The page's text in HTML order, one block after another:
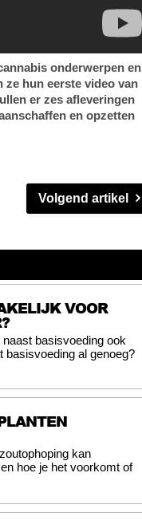
onderwerpen en
ze hun eerste video van
er zes afleveringen
en opzetten
Volgend artikel
VOOR
basisvoeding ook
basisvoeding al genoeg?
kan
hoe je het voorkomt of